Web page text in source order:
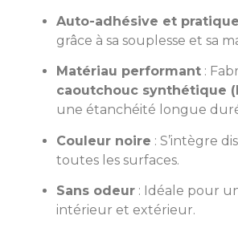
Auto-adhésive et pratique
grâce à sa souplesse et sa
Matériau performant :
caoutchouc synthétique
une étanchéité longue
Couleur noire : S’intègre
toutes les surfaces.
Sans odeur : Idéale pour
intérieur et extérieur.